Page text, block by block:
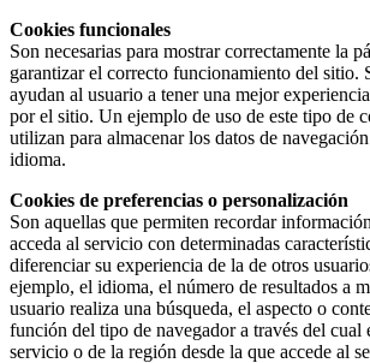
Cookies funcionales
Son necesarias para mostrar correctamente la
garantizar el correcto funcionamiento del sitio.
ayudan al usuario a tener una mejor
por el sitio. Un ejemplo de uso de este tipo de
utilizan para almacenar los datos de
idioma.
Cookies de preferencias o personalización
Son aquellas que permiten recordar
acceda al servicio con determinadas
diferenciar su experiencia de la de otros
ejemplo, el idioma, el número de resultados a
usuario realiza una búsqueda, el aspecto o
función del tipo de navegador a través del cual
servicio o de la región desde la que accede al